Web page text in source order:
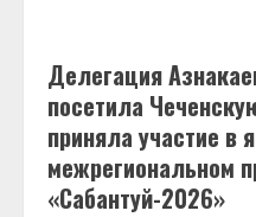
Делегация
посетила
приняла участие в
межрегиональном
«Сабантуй-2026»